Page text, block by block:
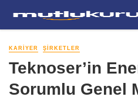
KARIYER ŞIRKETLER
Teknoser’in
Sorumlu Genel